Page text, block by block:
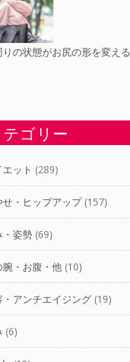
りの状態がお尻の形を変える
ゴリー
エット (289)
せ・ヒップアップ(157)
・姿勢 (69)
腕・お腹・他 (10)
・アンチエイジング (19)
(6)